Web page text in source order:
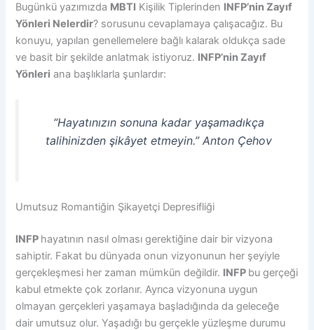
Bugünkü yazımızda MBTI Kişilik Tiplerinden INFP’nin Zayıf
Yönleri Nelerdir? sorusunu cevaplamaya çalışacağız. Bu
konuyu, yapılan genellemelere bağlı kalarak oldukça sade
ve basit bir şekilde anlatmak istiyoruz. INFP’nin Zayıf
Yönleri ana başlıklarla şunlardır:
“Hayatınızın sonuna kadar yaşamadıkça
talihinizden şikâyet etmeyin.” Anton Çehov
Umutsuz Romantiğin Şikayetçi Depresifliği
INFP hayatının nasıl olması gerektiğine dair bir vizyona
sahiptir. Fakat bu dünyada onun vizyonunun her şeyiyle
gerçekleşmesi her zaman mümkün değildir. INFP bu gerçeği
kabul etmekte çok zorlanır. Ayrıca vizyonuna uygun
olmayan gerçekleri yaşamaya başladığında da geleceğe
dair umutsuz olur. Yaşadığı bu gerçekle yüzleşme durumu